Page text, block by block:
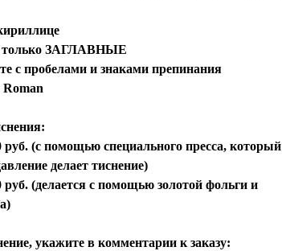
только ЗАГЛАВНЫЕ
с пробелами и знаками препинания
руб. (с помощью специального пресса, который
делает тиснение)
руб. (делается с помощью золотой фольги и
укажите в комментарии к заказу: